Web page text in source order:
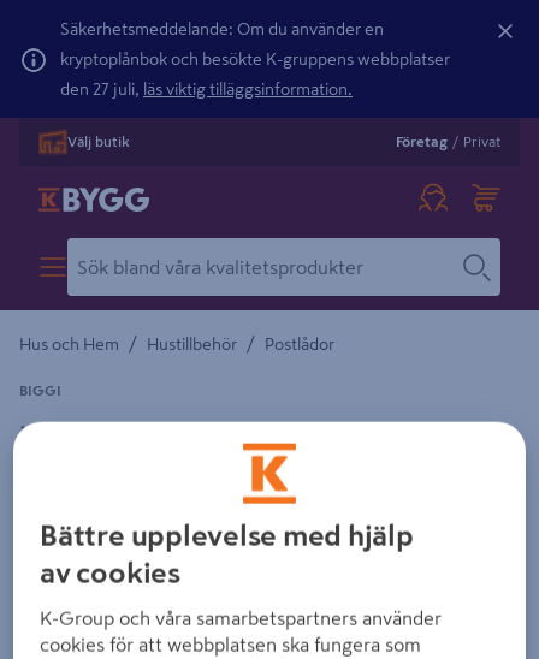
Säkerhetsmeddelande: Om du använder en
kryptoplånbok och besökte K-gruppens webbplatser
den 27 juli, läs viktig tilläggsinformation.
Välj butik Företag / Privat
Hus och Hem / Hustillbehör / Postlådor
MARKSTATIV BIGGI ORIGINAL/ROND O 171
BIGGI
Detaljerad beskrivning finns i produktbeskrivningsområdet
Bättre upplevelse med hjälp
av cookies
K-Group och våra samarbetspartners använder
cookies för att webbplatsen ska fungera som